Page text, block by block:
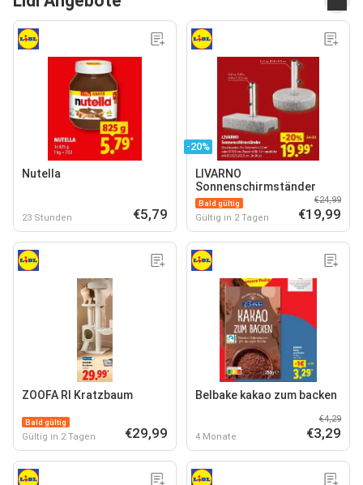
Nutella
23 Stunden €5,79
-20%
LIVARNO
Sonnenschirmständer
Bald gültig
Gültig in 2 Tagen
€24,99
€19,99
ZOOFA RI Kratzbaum
Bald gültig
Gültig in 2 Tagen €29,99
Belbake kakao zum backen
4 Monate
€4,29
€3,29